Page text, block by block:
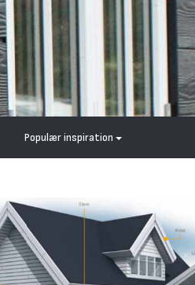
Populær inspiration